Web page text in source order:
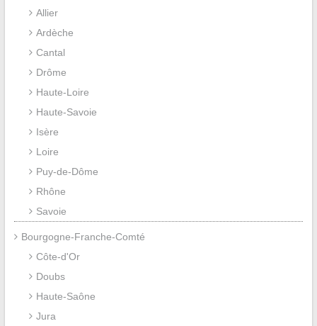
Allier
Ardèche
Cantal
Drôme
Haute-Loire
Haute-Savoie
Isère
Loire
Puy-de-Dôme
Rhône
Savoie
Bourgogne-Franche-Comté
Côte-d'Or
Doubs
Haute-Saône
Jura